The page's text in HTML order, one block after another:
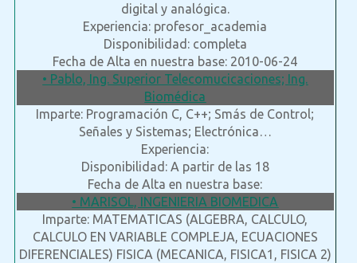
digital y analógica.
Experiencia: profesor_academia
Disponibilidad: completa
Fecha de Alta en nuestra base: 2010-06-24
• Pablo, Ing. Superior Telecomucicaciones; Ing.
Biomédica
Imparte: Programación C, C++; Smás de Control;
Señales y Sistemas; Electrónica…
Experiencia:
Disponibilidad: A partir de las 18
Fecha de Alta en nuestra base:
• MARISOL, INGENIERIA BIOMEDICA
Imparte: MATEMATICAS (ALGEBRA, CALCULO,
CALCULO EN VARIABLE COMPLEJA, ECUACIONES
DIFERENCIALES) FISICA (MECANICA, FISICA1, FISICA 2)